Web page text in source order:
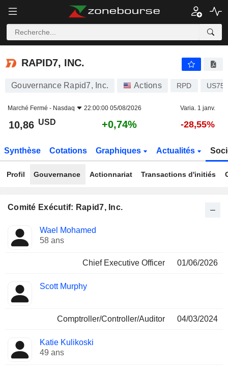
RAPID7, INC.
RAPID7, INC.
Gouvernance Rapid7, Inc. Actions RPD
Marché Fermé - Nasdaq 22:00:00 05/08/2026 Varia. 1 janv.
10,86 USD +0,74% -28,55%
Synthèse Cotations Graphiques Actualités
Profil Gouvernance Actionnariat Transactions d'initiés
Comité Exécutif: Rapid7, Inc.
Dirigeant
Fonctions
occupées
Wael Mohamed
58 ans
Chief Executive Officer 01/06/2026
Scott Murphy
Comptroller/Controller/Auditor 04/03/2024
Katie Kulikoski
49 ans